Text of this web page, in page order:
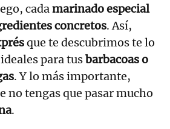
cadamarinado especial
concretos. Así,
que te descubrimos te lo
para tusbarbacoas o
. Y lo más importante,
no tengas que pasar mucho
.